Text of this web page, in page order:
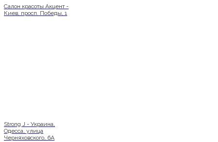
Салон красоты Акцент -
Киев, просп. Победы, 1
Strong J - Украина,
Одесса, улица
Черняховского, 6А